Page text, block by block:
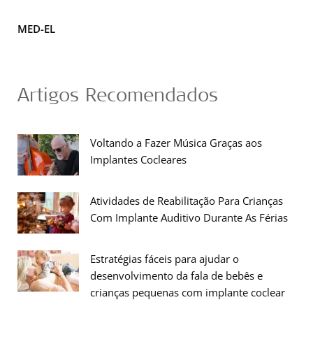
MED-EL
Artigos Recomendados
Voltando a Fazer Música Graças aos
Implantes Cocleares
Atividades de Reabilitação Para Crianças
Com Implante Auditivo Durante As Férias
Estratégias fáceis para ajudar o
desenvolvimento da fala de bebês e
crianças pequenas com implante coclear